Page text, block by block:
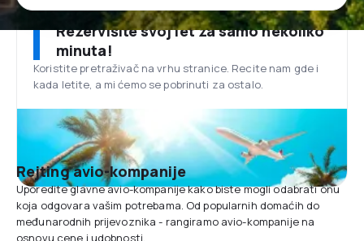
Rezervišite svoj let za samo nekoliko
minuta!
Koristite pretraživač na vrhu stranice. Recite nam gde i
kada letite, a mi ćemo se pobrinuti za ostalo.
Rejting avio-kompanije
Uporedite glavne avio-kompanije kako biste mogli odabrati onu
koja odgovara vašim potrebama. Od popularnih domaćih do
međunarodnih prijevoznika - rangiramo avio-kompanije na
osnovu cene i udobnosti.